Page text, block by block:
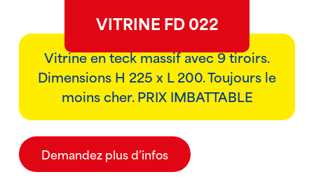
VITRINE FD 022
Vitrine en teck massif avec 9 tiroirs.
Dimensions H 225 x L 200. Toujours le
moins cher. PRIX IMBATTABLE
Demandez plus d’infos